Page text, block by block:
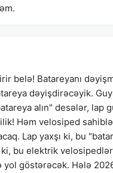
belə! Batareyanı
dəyişdirəcəyik.
alın" desələr, lap
Həm velosiped
Lap yaxşı ki, bu
bu elektrik
göstərəcək. Hələ